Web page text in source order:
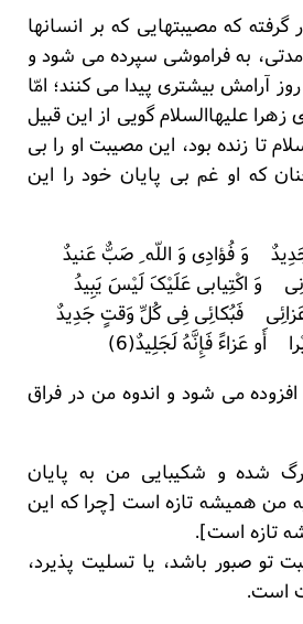
که مصیبتهایی که بر انسانها
به فراموشی سپرده می شود و
آرامش بیشتری پیدا می کنند؛ امّا
علیهاالسلام گویی از این قبیل
تا زنده بود، این مصیبت او را بی
که او غم بی پایان خود را این
وَ فُؤادِی وَ اللّه ِ صَبٌّ عَنیدٌ
وَ اکْتِیابی عَلَیْکَ لَیْسَ یَبِیدُ
فَبُکائِی فِی کُلِّ وَقتٍ جَدِیدٌ
أَو عَزاءً فَإِنَّهُ لَجَلِیدٌ(6)
می شود و اندوه من در فراق
شده و شکیبایی من به پایان
من همیشه تازه است [چرا که این
تازه است].
تو صبور باشد، یا تسلیت پذیرد،
است.